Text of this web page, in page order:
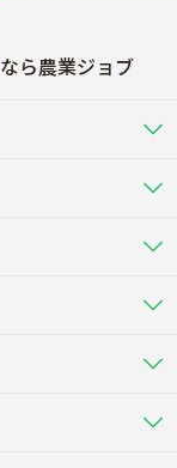
ら農業ジョブ
ルバイト・パート
医師･人工授精師･